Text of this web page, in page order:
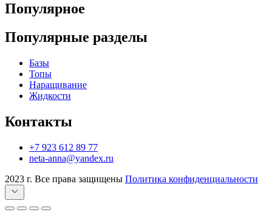
Популярное
Популярные разделы
Базы
Топы
Наращивание
Жидкости
Контакты
+7 923 612 89 77
neta-anna@yandex.ru
2023 г. Все права защищены Политика конфиденциальности